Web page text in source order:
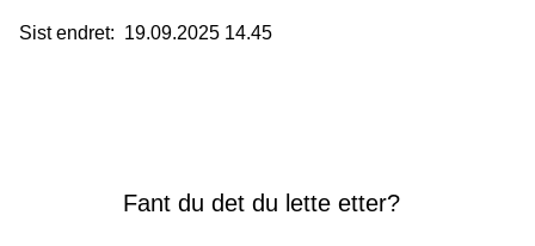
Sist endret 19.09.2025 14.45
Fant du det du lette etter?